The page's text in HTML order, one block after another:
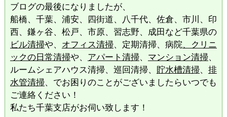
ブログの最後になりましたが、
船橋、千葉、浦安、四街道、八千代、佐倉、市川、印
西、鎌ヶ谷、松戸、市原、習志野、成田など千葉県の
ビル清掃や、 オフィス清掃、定期清掃、病院、クリニ
ックの日常清掃や、 アパート清掃、 マンション清掃、
ルームシェアハウス清掃、巡回清掃、 貯水槽清掃、 排
水管清掃、でお困りのことがございましたらいつでも
ご連絡ください！
私たち千葉支店がお伺い致します！